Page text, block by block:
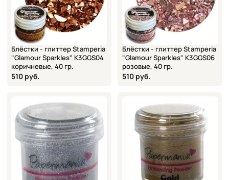
Блёстки - глиттер Stamperia
"Glamour Sparkles" K3GGS04
коричневые, 40 гр.
510 руб.
Блёстки - глиттер Stamperia
"Glamour Sparkles" K3GGS06
розовые, 40 гр.
510 руб.